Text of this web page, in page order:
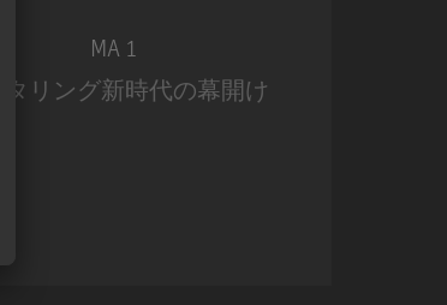
MA 1
タリング新時代の幕開け